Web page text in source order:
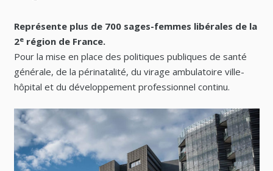
Représente plus de 700 sages-femmes libérales de la
2erégion de France.
Pour la mise en place des politiques publiques de santé
générale, de la périnatalité, du virage ambulatoire ville-
hôpital et du développement professionnel continu.